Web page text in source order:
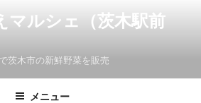
マルシェ（茨木駅前
茨木市の新鮮野菜を販売
メニュー